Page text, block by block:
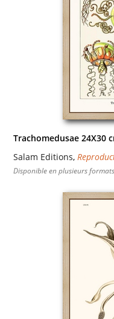
Trachomedusae 24X30
Salam Editions,
Disponible en plusieurs formats